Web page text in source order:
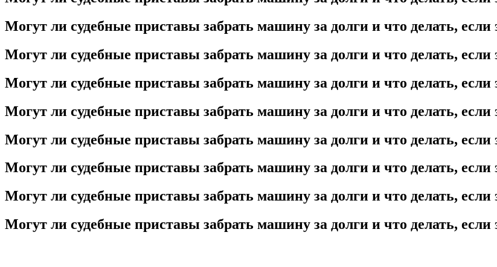
Могут ли судебные приставы забрать машину за долги и что делать, если
Могут ли судебные приставы забрать машину за долги и что делать, если
Могут ли судебные приставы забрать машину за долги и что делать, если
Могут ли судебные приставы забрать машину за долги и что делать, если
Могут ли судебные приставы забрать машину за долги и что делать, если
Могут ли судебные приставы забрать машину за долги и что делать, если
Могут ли судебные приставы забрать машину за долги и что делать, если
Могут ли судебные приставы забрать машину за долги и что делать, если